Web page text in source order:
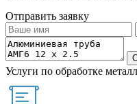
Отправить заявку
Услуги по обработке